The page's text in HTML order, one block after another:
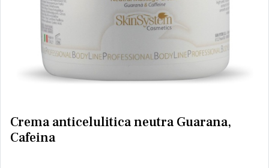
Crema anticelulitica neutra Guarana,
Cafeina